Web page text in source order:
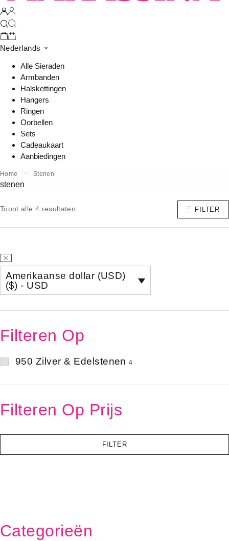
Nederlands
Alle Sieraden
Armbanden
Halskettingen
Hangers
Ringen
Oorbellen
Sets
Cadeaukaart
Aanbiedingen
Home Stenen
stenen
Toont alle 4 resultaten FILTER
Amerikaanse dollar (USD)
($) - USD
Filteren Op
950 Zilver & Edelstenen 4
Filteren Op Prijs
FILTER
Categorieën